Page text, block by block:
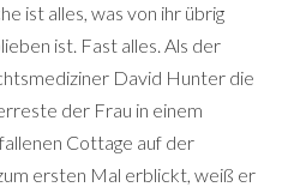
ist alles, was von ihr übrig
ist. Fast alles. Als der
David Hunter die
der Frau in einem
Cottage auf der
ersten Mal erblickt, weiß er